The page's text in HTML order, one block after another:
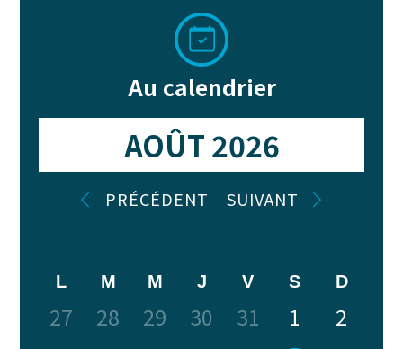
Au calendrier
PRÉCÉDENT
AOÛT 2026
SUIVANT
27 28 29 30 31 1
2